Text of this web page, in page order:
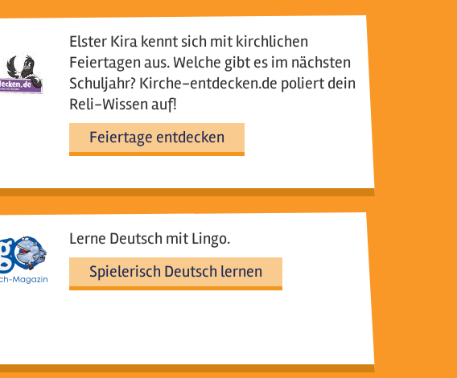
Elster Kira kennt sich mit kirchlichen
Feiertagen aus. Welche gibt es im nächsten
Schuljahr? Kirche-entdecken.de poliert dein
Reli-Wissen auf!
Feiertage entdecken
Lerne Deutsch mit Lingo.
Spielerisch Deutsch lernen